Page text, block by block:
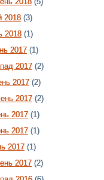
2018 (3)
2018 (1)
2017 (1)
2017 (2)
2017 (2)
2017 (2)
2017 (1)
2017 (1)
2017 (1)
2017 (2)